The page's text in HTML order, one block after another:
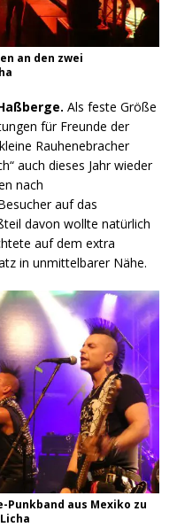
an den zwei
Als feste Größe
für Freunde der
Rauhenebracher
auch dieses Jahr wieder
nach
auf das
davon wollte natürlich
auf dem extra
in unmittelbarer Nähe.
Punkband aus Mexiko zu